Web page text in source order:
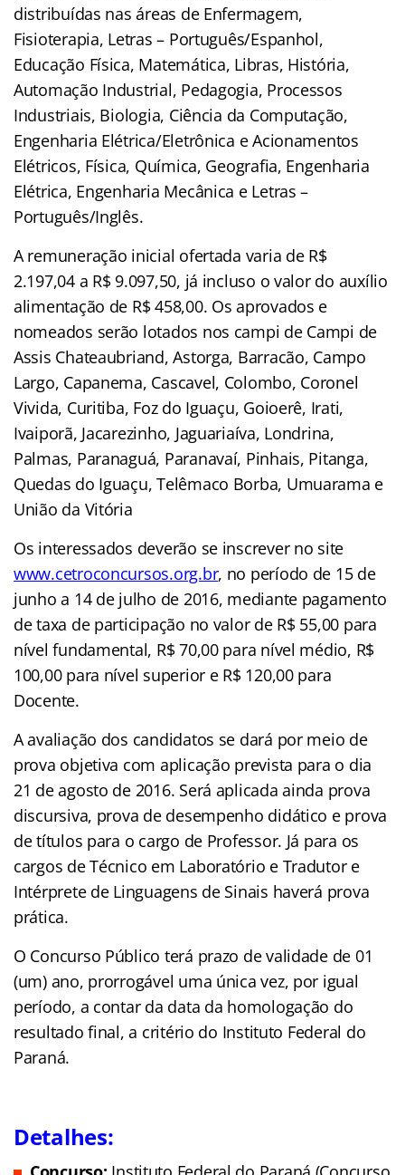
distribuídas nas áreas de Enfermagem,
Fisioterapia, Letras – Português/Espanhol,
Educação Física, Matemática, Libras, História,
Automação Industrial, Pedagogia, Processos
Industriais, Biologia, Ciência da Computação,
Engenharia Elétrica/Eletrônica e Acionamentos
Elétricos, Física, Química, Geografia, Engenharia
Elétrica, Engenharia Mecânica e Letras –
Português/Inglês.
A remuneração inicial ofertada varia de R$
2.197,04 a R$ 9.097,50, já incluso o valor do auxílio
alimentação de R$ 458,00. Os aprovados e
nomeados serão lotados nos campi de Campi de
Assis Chateaubriand, Astorga, Barracão, Campo
Largo, Capanema, Cascavel, Colombo, Coronel
Vivida, Curitiba, Foz do Iguaçu, Goioerê, Irati,
Ivaiporã, Jacarezinho, Jaguariaíva, Londrina,
Palmas, Paranaguá, Paranavaí, Pinhais, Pitanga,
Quedas do Iguaçu, Telêmaco Borba, Umuarama e
União da Vitória
Os interessados deverão se inscrever no site
www.cetroconcursos.org.br, no período de 15 de
junho a 14 de julho de 2016, mediante pagamento
de taxa de participação no valor de R$ 55,00 para
nível fundamental, R$ 70,00 para nível médio, R$
100,00 para nível superior e R$ 120,00 para
Docente.
A avaliação dos candidatos se dará por meio de
prova objetiva com aplicação prevista para o dia
21 de agosto de 2016. Será aplicada ainda prova
discursiva, prova de desempenho didático e prova
de títulos para o cargo de Professor. Já para os
cargos de Técnico em Laboratório e Tradutor e
Intérprete de Linguagens de Sinais haverá prova
prática.
O Concurso Público terá prazo de validade de 01
(um) ano, prorrogável uma única vez, por igual
período, a contar da data da homologação do
resultado final, a critério do Instituto Federal do
Paraná.
Detalhes: